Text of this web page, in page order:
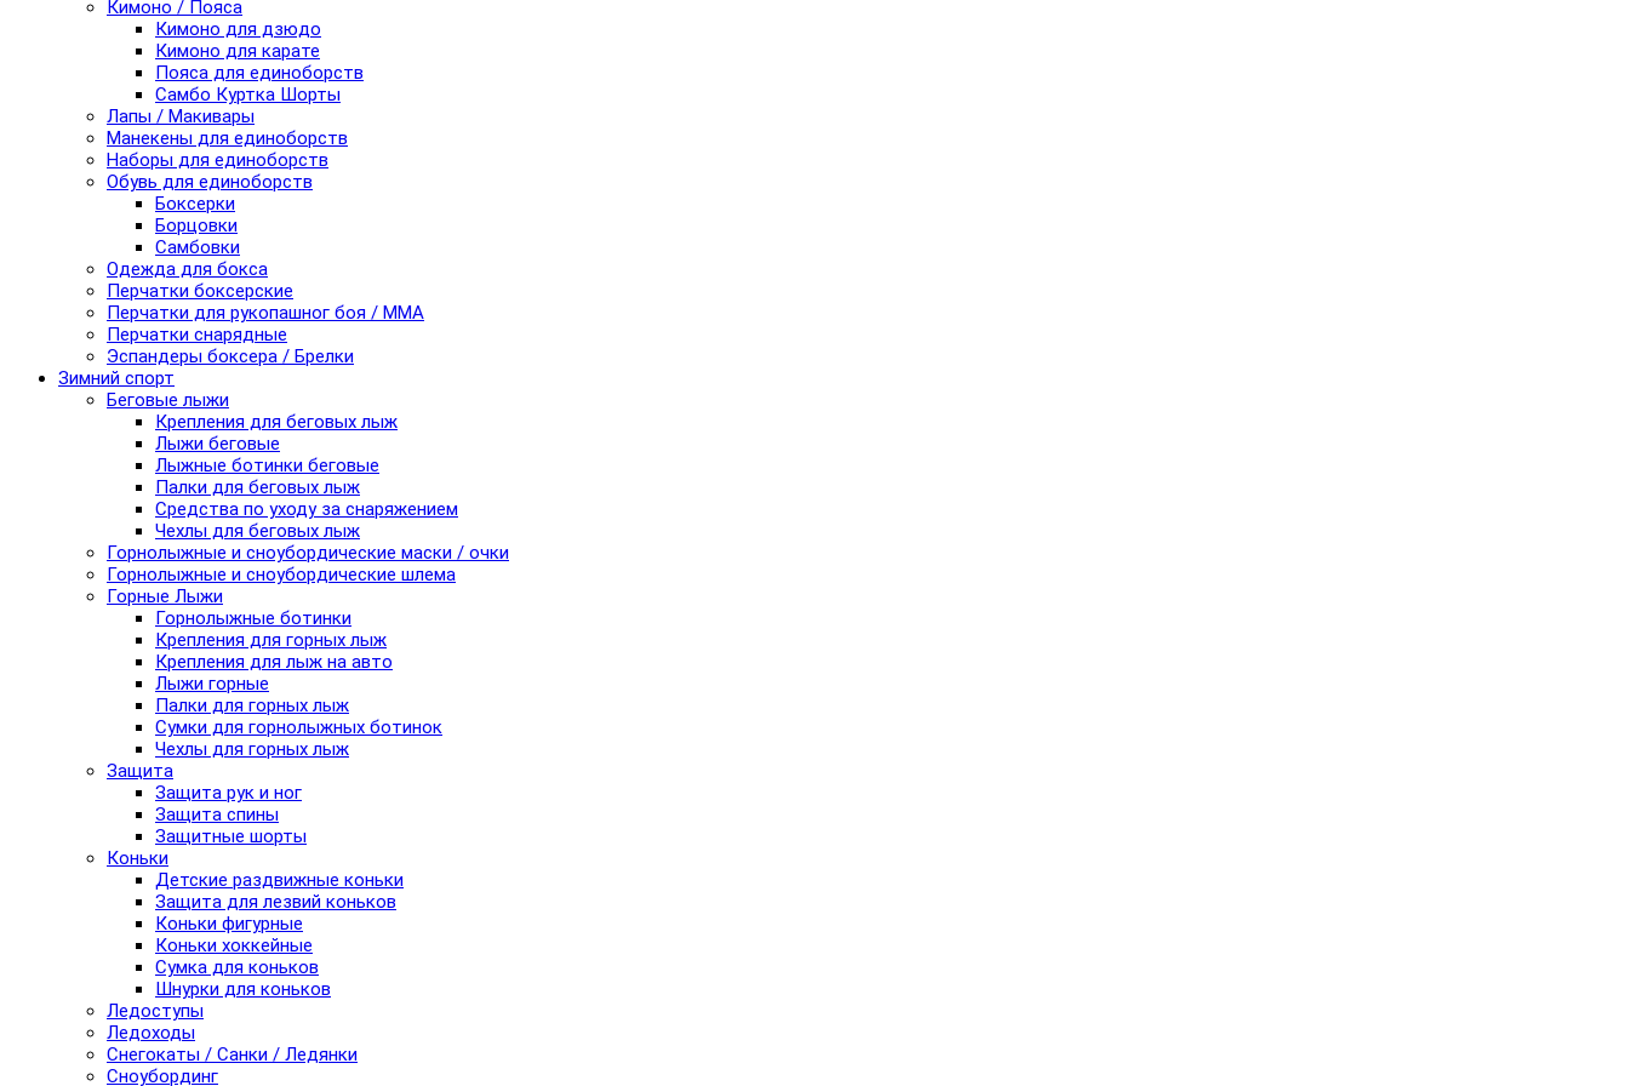
Кимоно / Пояса
Кимоно для дзюдо
Кимоно для карате
Пояса для единоборств
Самбо Куртка Шорты
Лапы / Макивары
Манекены для единоборств
Наборы для единоборств
Обувь для единоборств
Боксерки
Борцовки
Самбовки
Одежда для бокса
Перчатки боксерские
Перчатки для рукопашног боя / ММА
Перчатки снарядные
Эспандеры боксера / Брелки
Зимний спорт
Беговые лыжи
Крепления для беговых лыж
Лыжи беговые
Лыжные ботинки беговые
Палки для беговых лыж
Средства по уходу за снаряжением
Чехлы для беговых лыж
Горнолыжные и сноубордические маски / очки
Горнолыжные и сноубордические шлема
Горные Лыжи
Горнолыжные ботинки
Крепления для горных лыж
Крепления для лыж на авто
Лыжи горные
Палки для горных лыж
Сумки для горнолыжных ботинок
Чехлы для горных лыж
Защита
Защита рук и ног
Защита спины
Защитные шорты
Коньки
Детские раздвижные коньки
Защита для лезвий коньков
Коньки фигурные
Коньки хоккейные
Сумка для коньков
Шнурки для коньков
Ледоступы
Ледоходы
Снегокаты / Санки / Ледянки
Сноубординг